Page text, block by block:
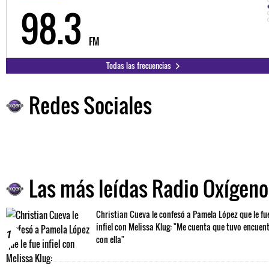
98.3 FM
Todas las frecuencias
Redes Sociales
Las más leídas Radio Oxígeno
1
Christian Cueva le confesó a Pamela López que le
infiel con Melissa Klug: "Me cuenta que tuvo
con ella"